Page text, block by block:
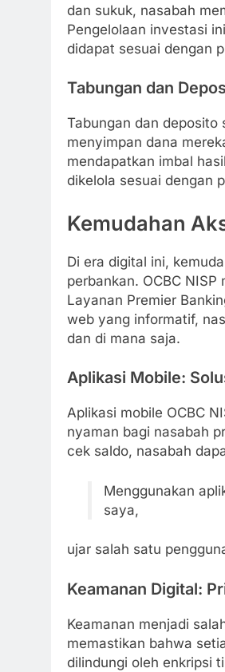
dan sukuk, nasabah
Pengelolaan investasi
didapat sesuai dengan
Tabungan dan
Tabungan dan deposito
menyimpan dana
mendapatkan imbal
dikelola sesuai dengan
Kemudahan
Di era digital ini,
perbankan. OCBC
Layanan Premier
web yang informatif,
dan di mana saja.
Aplikasi Mobile:
Aplikasi mobile OCBC
nyaman bagi nasabah
cek saldo, nasabah
Menggunakan
saya,
ujar salah satu
Keamanan Digital:
Keamanan menjadi
memastikan bahwa
dilindungi oleh enkripsi